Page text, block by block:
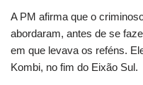
A PM afirma que o
abordaram, antes de se
em que levava os reféns.
Kombi, no fim do Eixão Sul.